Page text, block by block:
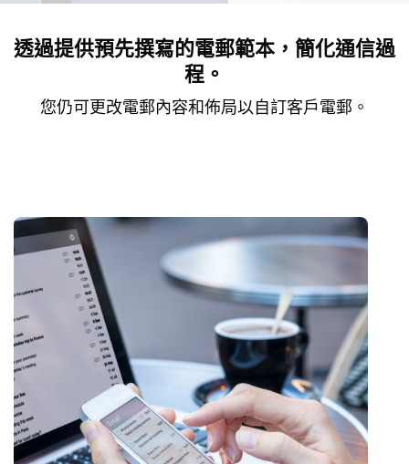
透過提供預先撰寫的電郵範本，簡化通信過
程。
您仍可更改電郵內容和佈局以自訂客戶電郵。